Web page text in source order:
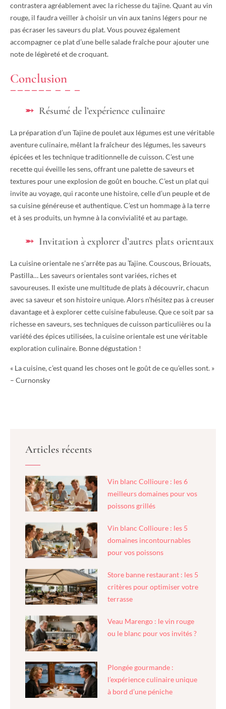
contrastera agréablement avec la richesse du tajine. Quant au vin
rouge, il faudra veiller à choisir un vin aux tanins légers pour ne
pas écraser les saveurs du plat. Vous pouvez également
accompagner ce plat d’une belle salade fraîche pour ajouter une
note de légèreté et de croquant.
Conclusion
Résumé de l’expérience culinaire
La préparation d’un Tajine de poulet aux légumes est une véritable
aventure culinaire, mêlant la fraîcheur des légumes, les saveurs
épicées et les technique traditionnelle de cuisson. C’est une
recette qui éveille les sens, offrant une palette de saveurs et
textures pour une explosion de goût en bouche. C’est un plat qui
invite au voyage, qui raconte une histoire, celle d’un peuple et de
sa cuisine généreuse et authentique. C’est un hommage à la terre
et à ses produits, un hymne à la convivialité et au partage.
Invitation à explorer d’autres plats orientaux
La cuisine orientale ne s’arrête pas au Tajine. Couscous, Briouats,
Pastilla… Les saveurs orientales sont variées, riches et
savoureuses. Il existe une multitude de plats à découvrir, chacun
avec sa saveur et son histoire unique. Alors n’hésitez pas à creuser
davantage et à explorer cette cuisine fabuleuse. Que ce soit par sa
richesse en saveurs, ses techniques de cuisson particulières ou la
variété des épices utilisées, la cuisine orientale est une véritable
exploration culinaire. Bonne dégustation !
« La cuisine, c’est quand les choses ont le goût de ce qu’elles sont. »
– Curnonsky
Articles récents
Vin blanc Collioure : les 6
meilleurs domaines pour vos
poissons grillés
Vin blanc Collioure : les 5
domaines incontournables
pour vos poissons
Store banne restaurant : les 5
critères pour optimiser votre
terrasse
Veau Marengo : le vin rouge
ou le blanc pour vos invités ?
Plongée gourmande :
l’expérience culinaire unique
à bord d’une péniche